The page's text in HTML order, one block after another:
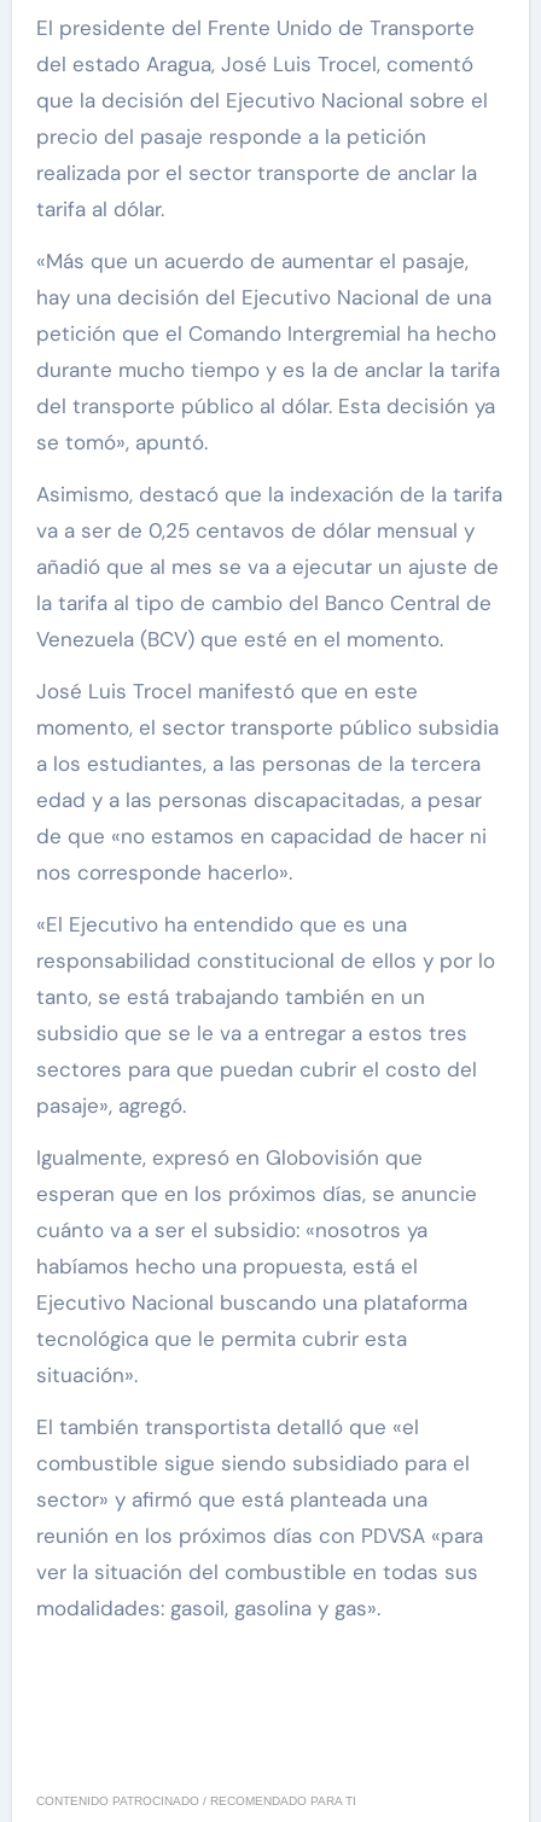
El presidente del Frente Unido de Transporte
del estado Aragua, José Luis Trocel, comentó
que la decisión del Ejecutivo Nacional sobre el
precio del pasaje responde a la petición
realizada por el sector transporte de anclar la
tarifa al dólar.
«Más que un acuerdo de aumentar el pasaje,
hay una decisión del Ejecutivo Nacional de una
petición que el Comando Intergremial ha hecho
durante mucho tiempo y es la de anclar la tarifa
del transporte público al dólar. Esta decisión ya
se tomó», apuntó.
Asimismo, destacó que la indexación de la tarifa
va a ser de 0,25 centavos de dólar mensual y
añadió que al mes se va a ejecutar un ajuste de
la tarifa al tipo de cambio del Banco Central de
Venezuela (BCV) que esté en el momento.
José Luis Trocel manifestó que en este
momento, el sector transporte público subsidia
a los estudiantes, a las personas de la tercera
edad y a las personas discapacitadas, a pesar
de que «no estamos en capacidad de hacer ni
nos corresponde hacerlo».
«El Ejecutivo ha entendido que es una
responsabilidad constitucional de ellos y por lo
tanto, se está trabajando también en un
subsidio que se le va a entregar a estos tres
sectores para que puedan cubrir el costo del
pasaje», agregó.
Igualmente, expresó en Globovisión que
esperan que en los próximos días, se anuncie
cuánto va a ser el subsidio: «nosotros ya
habíamos hecho una propuesta, está el
Ejecutivo Nacional buscando una plataforma
tecnológica que le permita cubrir esta
situación».
El también transportista detalló que «el
combustible sigue siendo subsidiado para el
sector» y afirmó que está planteada una
reunión en los próximos días con PDVSA «para
ver la situación del combustible en todas sus
modalidades: gasoil, gasolina y gas».
CONTENIDO PATROCINADO / RECOMENDADO PARA TI